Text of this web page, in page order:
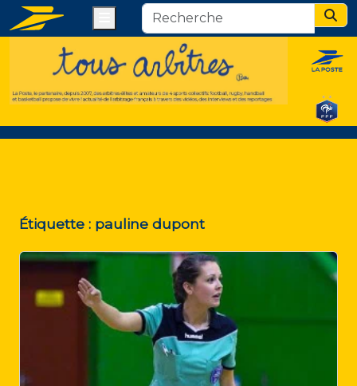
Étiquette : pauline dupont